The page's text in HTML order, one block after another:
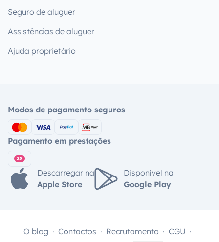
Seguro de aluguer
Assistências de aluguer
Ajuda proprietário
Modos de pagamento seguros
Pagamento em prestações
Descarregar na
Apple Store
Disponível na
Google Play
O blog Contactos Recrutamento CGU